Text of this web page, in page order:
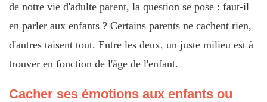
de notre vie d'adulte parent, la question se pose : faut-il
en parler aux enfants ? Certains parents ne cachent rien,
d'autres taisent tout. Entre les deux, un juste milieu est à
trouver en fonction de l'âge de l'enfant.
Cacher ses émotions aux enfants ou